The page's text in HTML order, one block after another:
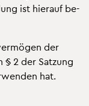
ist hier­auf be­
der
§ 2 der Sat­zung
hat.